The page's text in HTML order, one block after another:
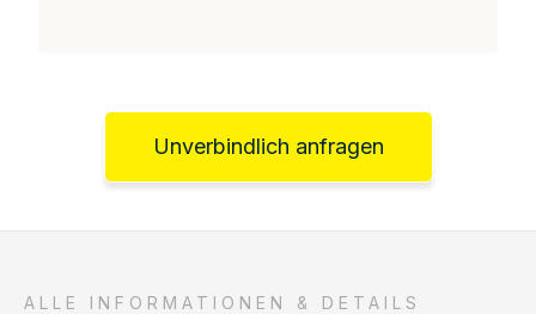
Unverbindlich anfragen
ALLE INFORMATIONEN & DETAILS